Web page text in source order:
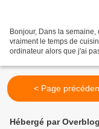
Bonjour, Dans la
vraiment le temps de
ordinateur alors que j'ai
< Page
Hébergé par Overblog